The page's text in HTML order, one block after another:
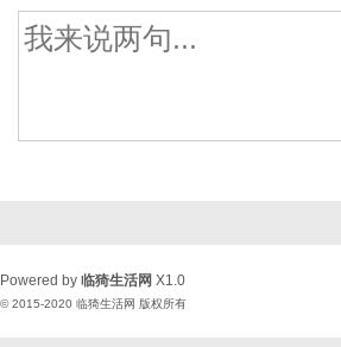
Powered by 临猗生活网 X1.0
© 2015-2020 临猗生活网 版权所有